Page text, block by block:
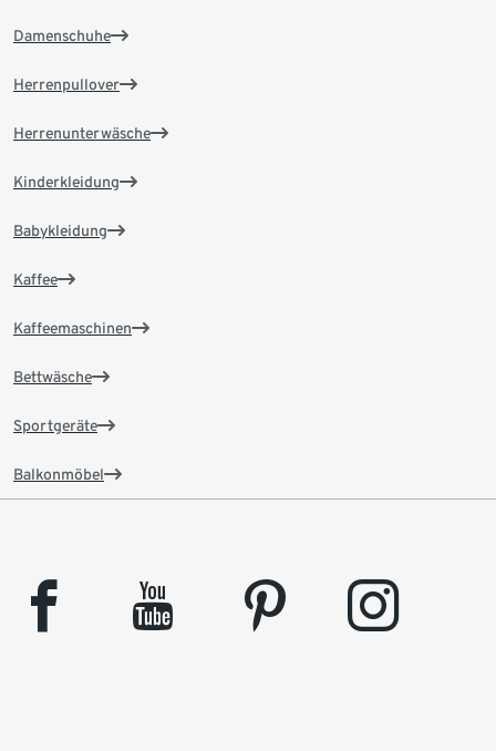
Damenschuhe
Herrenpullover
Herrenunterwäsche
Kinderkleidung
Babykleidung
Kaffee
Kaffeemaschinen
Bettwäsche
Sportgeräte
Balkonmöbel
facebook youtube pinterest instagram